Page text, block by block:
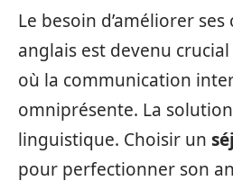
Le besoin d’améliorer
anglais est devenu
où la communication
omniprésente. La
linguistique. Choisir un
pour perfectionner son